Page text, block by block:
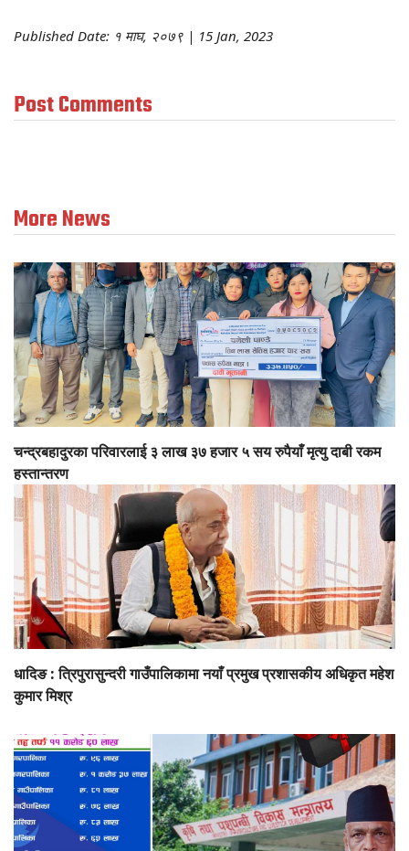
Published Date: १ माघ, २०७९ | 15 Jan, 2023
Post Comments
More News
चन्द्रबहादुरका परिवारलाई ३ लाख ३७ हजार ५ सय रुपैयाँ मृत्यु दाबी रकम
हस्तान्तरण
धादिङ : त्रिपुरासुन्दरी गाउँपालिकामा नयाँ प्रमुख प्रशासकीय अधिकृत महेश
कुमार मिश्र